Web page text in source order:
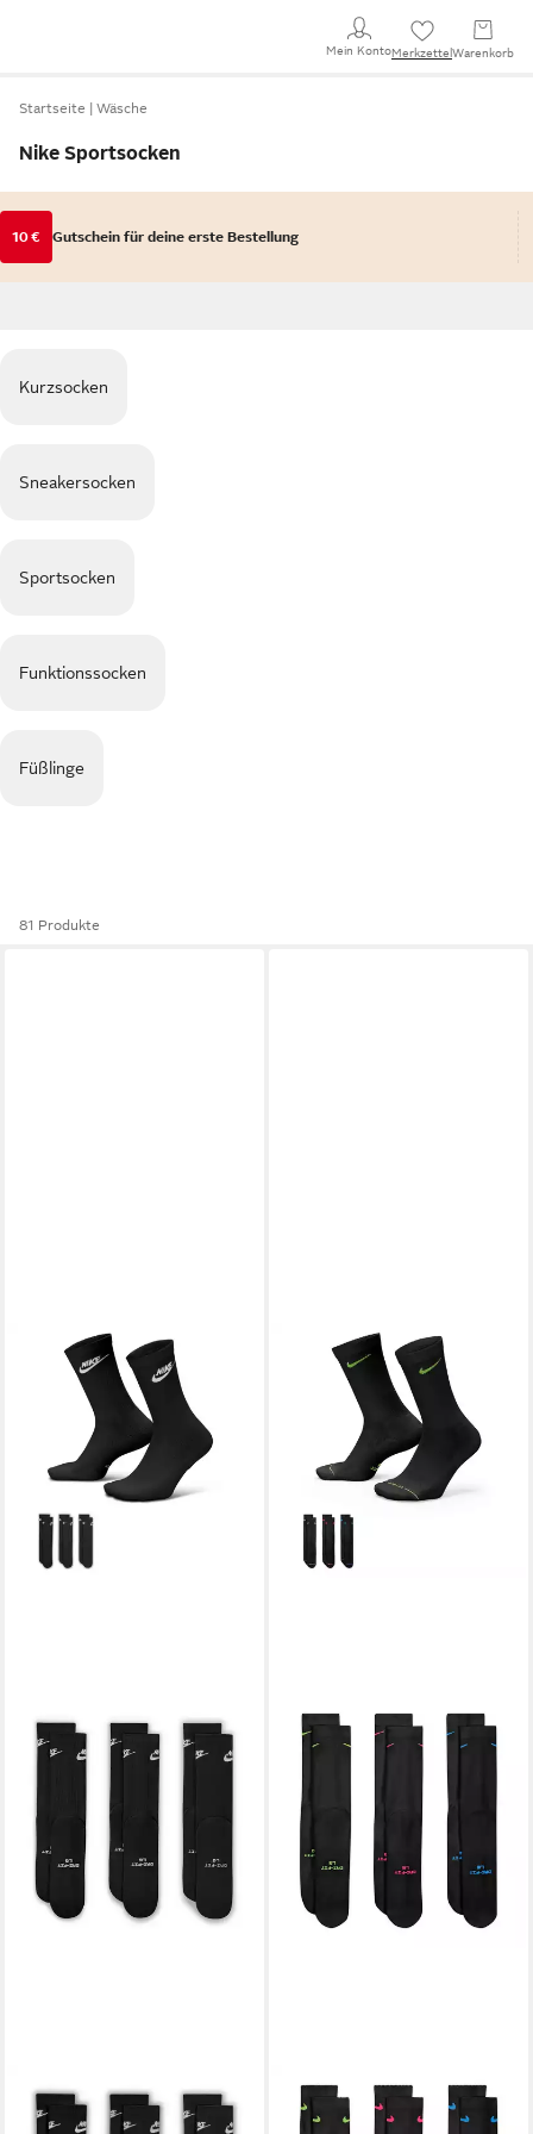
Mein KontoMerkzettel Warenkorb
Startseite Wäsche
Nike Sportsocken
10 € Gutschein für deine erste Bestellung
Kurzsocken
Sneakersocken
Sportsocken
Funktionssocken
Füßlinge
81 Produkte
NIKESportsocken U NK ED
ELVD CRW 3P FUTRA -144
NIKE
Sportsocken U NK ED
ELVD CRW 3P - 144 für